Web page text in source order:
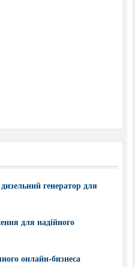
генератор для
для надійного
онлайн-бизнеса